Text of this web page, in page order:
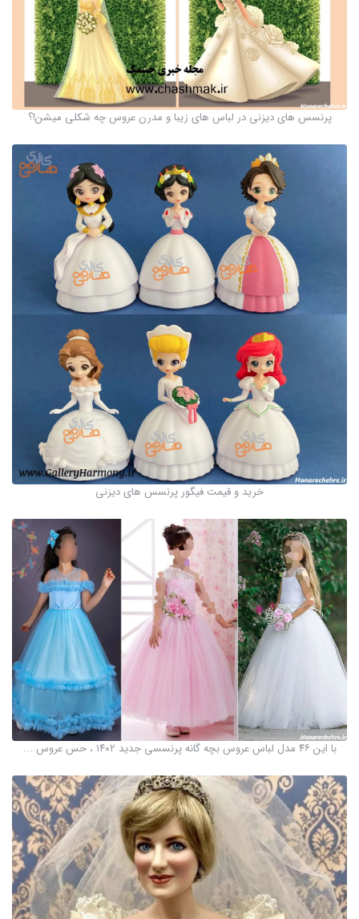
پرنسس های دیزنی در لباس های زیبا و مدرن عروس چه شکلی میشن!؟
خرید و قیمت فیگور پرنسس های دیزنی
با این ۴۶ مدل لباس عروس بچه گانه پرنسسی جدید ۱۴۰۲ ، حس عروس ...